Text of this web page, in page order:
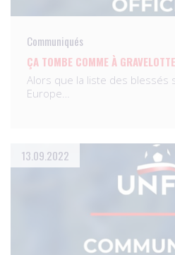
Communiqués
ÇA TOMBE COMME À
Alors que la liste des blessés
Europe…
13.09.2022